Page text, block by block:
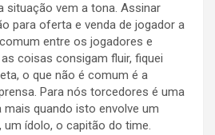
situação vem a tona. Assinar
para oferta e venda de jogador a
entre os jogadores e
coisas consigam fluir, fiquei
o que não é comum é a
Para nós torcedores é uma
mais quando isto envolve um
um ídolo, o capitão do time.